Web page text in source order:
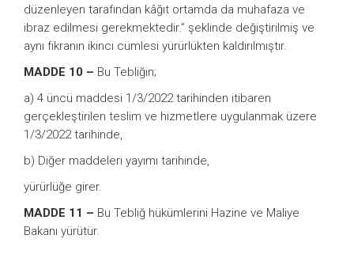
düzenleyen tarafından kâğıt ortamda da muhafaza ve
ibraz edilmesi gerekmektedir.” şeklinde değiştirilmiş ve
aynı fıkranın ikinci cümlesi yürürlükten kaldırılmıştır.
MADDE 10 – Bu Tebliğin;
a) 4 üncü maddesi 1/3/2022 tarihinden itibaren
gerçekleştirilen teslim ve hizmetlere uygulanmak üzere
1/3/2022 tarihinde,
b) Diğer maddeleri yayımı tarihinde,
yürürlüğe girer.
MADDE 11 – Bu Tebliğ hükümlerini Hazine ve Maliye
Bakanı yürütür.